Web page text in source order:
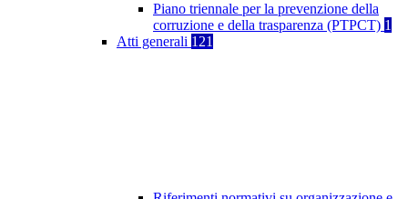
Piano triennale per la prevenzione della
corruzione e della trasparenza (PTPCT) 1
Atti generali 121